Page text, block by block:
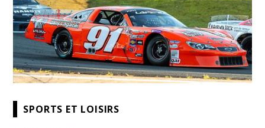
SPORTS ET LOISIRS